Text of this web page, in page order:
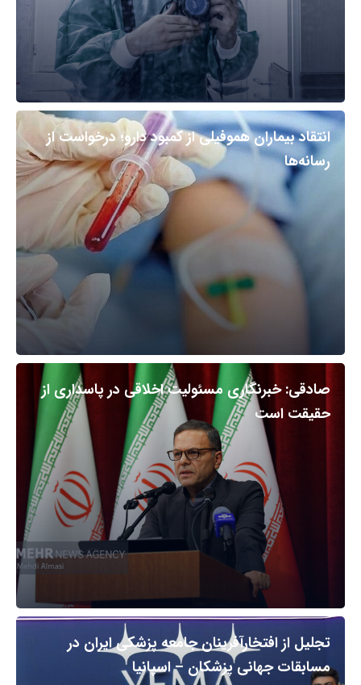
انتقاد بیماران هموفیلی از کمبود دارو؛ درخواست از
رسانه‌ها
صادقی: خبرنگاری مسئولیت اخلاقی در پاسداری از
حقیقت است
تجلیل از افتخارآفرینان جامعه پزشکی ایران در
مسابقات جهانی پزشکان – اسپانیا